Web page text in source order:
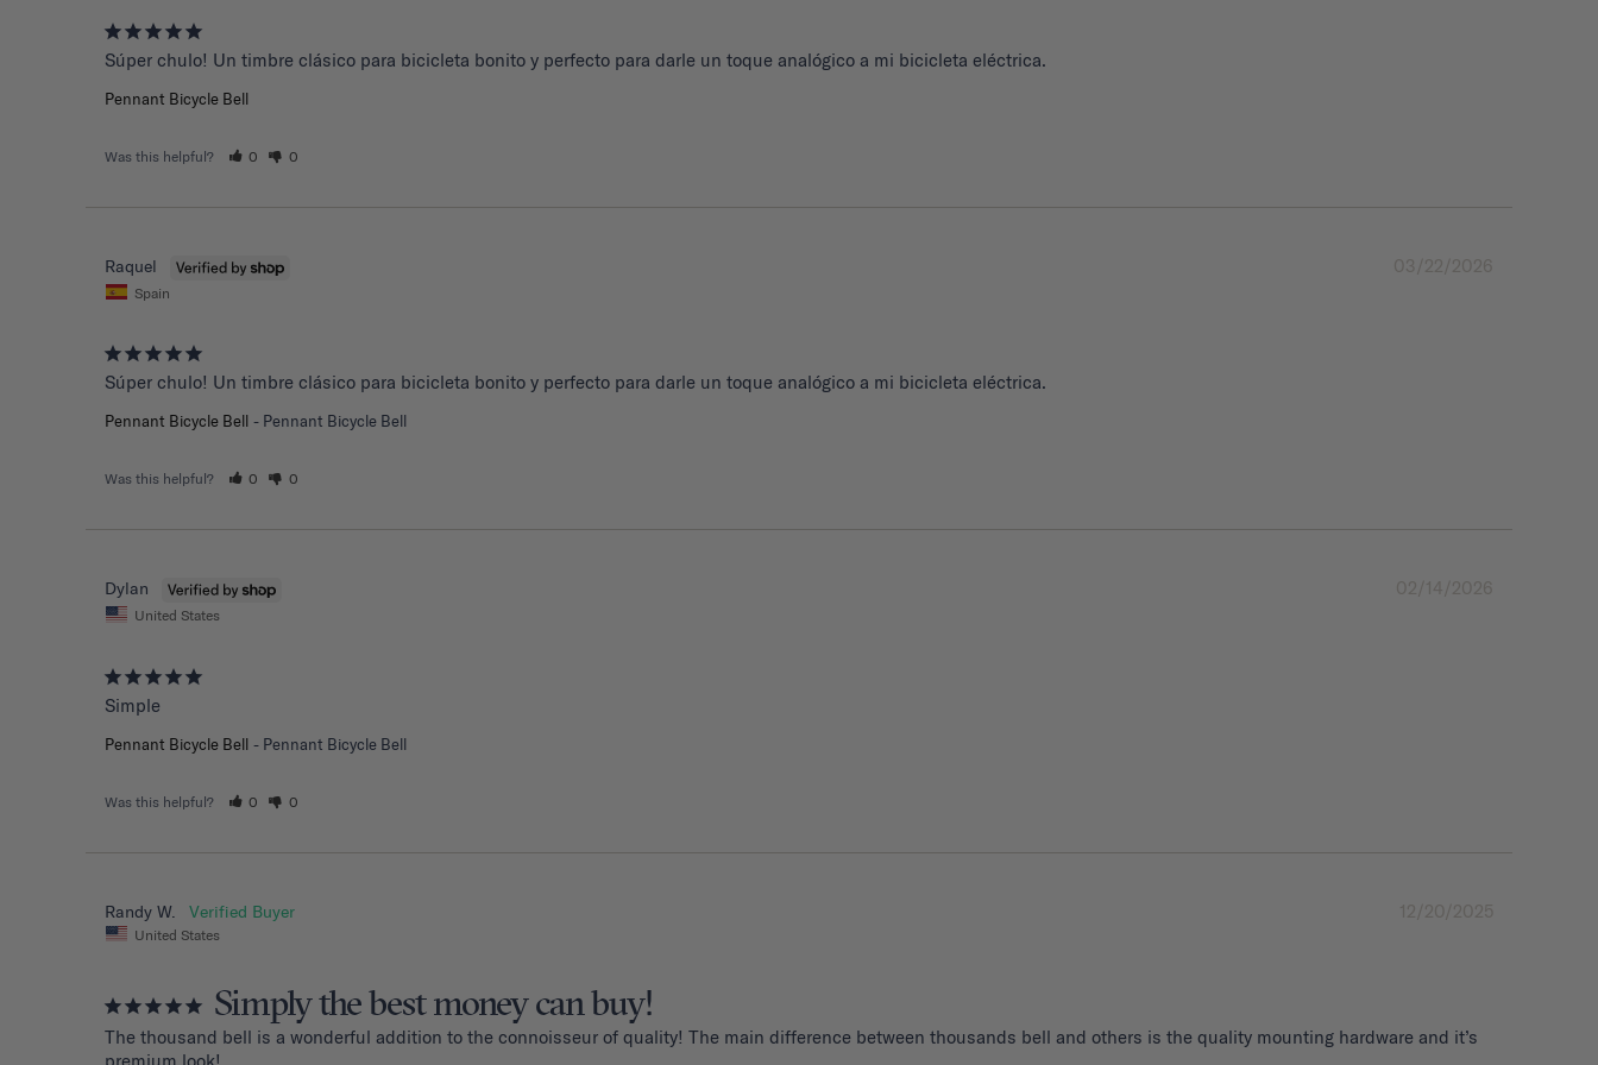
Súper chulo! Un timbre clásico para bicicleta bonito y perfecto para darle un toque analógico a mi bicicleta eléctrica.
Pennant Bicycle Bell
Was this helpful? 0 0
03/22/2026
Raquel
Spain
Súper chulo! Un timbre clásico para bicicleta bonito y perfecto para darle un toque analógico a mi bicicleta eléctrica.
Pennant Bicycle Bell Pennant Bicycle Bell
Was this helpful? 0 0
02/14/2026
Dylan
United States
Simple
Pennant Bicycle Bell Pennant Bicycle Bell
Was this helpful? 0 0
12/20/2025
Randy W.
United States
Simply the best money can buy!
The thousand bell is a wonderful addition to the connoisseur of quality! The main difference between thousands bell and others is the quality mounting hardware and it’s